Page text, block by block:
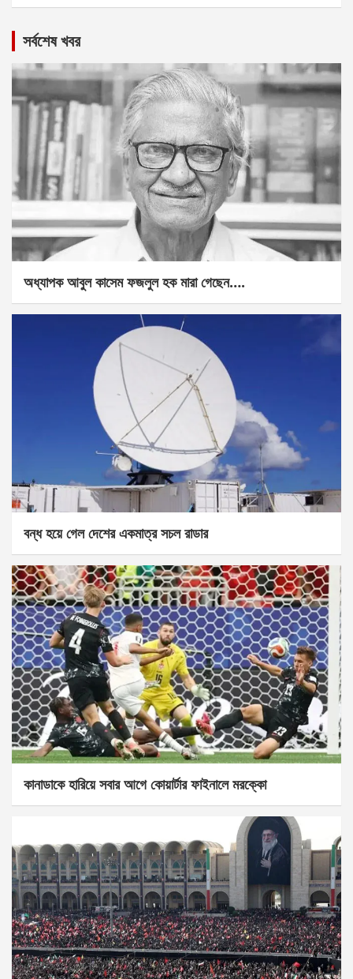
সর্বশেষ খবর
অধ্যাপক আবুল কাসেম ফজলুল হক মারা গেছেন….
বন্ধ হয়ে গেল দেশের একমাত্র সচল রাডার
কানাডাকে হারিয়ে সবার আগে কোয়ার্টার ফাইনালে মরক্কো